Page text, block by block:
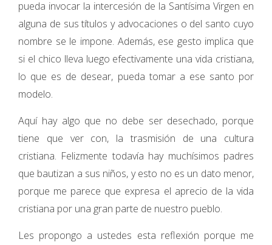
pueda invocar la intercesión de la Santísima Virgen en
alguna de sus títulos y advocaciones o del santo cuyo
nombre se le impone. Además, ese gesto implica que
si el chico lleva luego efectivamente una vida cristiana,
lo que es de desear, pueda tomar a ese santo por
modelo.
Aquí hay algo que no debe ser desechado, porque
tiene que ver con, la trasmisión de una cultura
cristiana. Felizmente todavía hay muchísimos padres
que bautizan a sus niños, y esto no es un dato menor,
porque me parece que expresa el aprecio de la vida
cristiana por una gran parte de nuestro pueblo.
Les propongo a ustedes esta reflexión porque me